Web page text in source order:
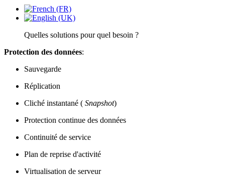
Quelles solutions pour quel besoin ?
Protection des données:
Sauvegarde
Réplication
Cliché instantané ( Snapshot)
Protection continue des données
Continuité de service
Plan de reprise d'activité
Virtualisation de serveur